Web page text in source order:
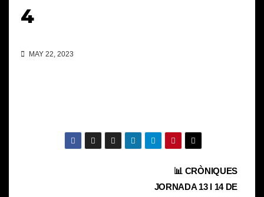
4
MAY 22, 2023
📊 CRÒNIQUES
JORNADA 13 I 14 DE